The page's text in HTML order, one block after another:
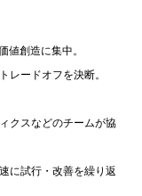
値創造に集中。
レードオフを決断。
クスなどのチームが協
に試行・改善を繰り返